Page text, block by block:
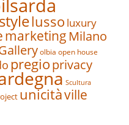
lusso luxury
marketing Milano
olbia open house
pregioprivacy
Scultura
unicitàville